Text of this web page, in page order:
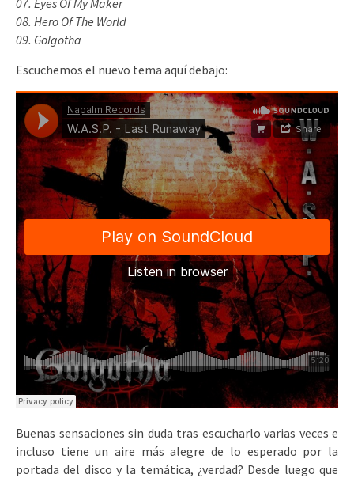
07. Eyes Of My Maker
08. Hero Of The World
09. Golgotha
Escuchemos el nuevo tema aquí debajo:
Buenas sensaciones sin duda tras escucharlo varias veces e
incluso tiene un aire más alegre de lo esperado por la
portada del disco y la temática, ¿verdad? Desde luego que